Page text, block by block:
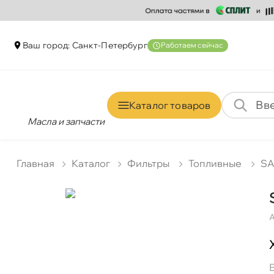
аш город: Санкт-Петербур Работаем сейчас
Масла и запчасти
Каталог товаро
Главная Катало Фильтры Топливные